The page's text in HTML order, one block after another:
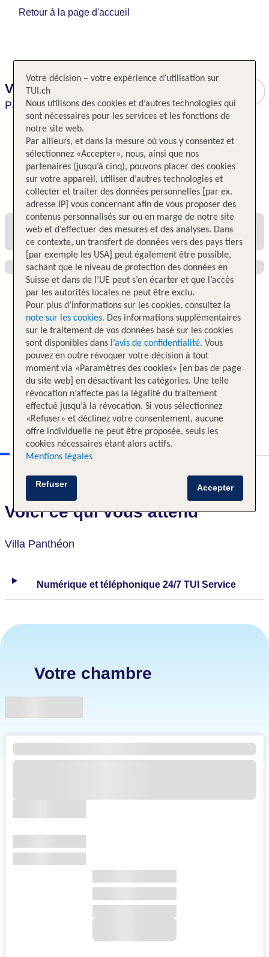
Retour à la page d'accueil
Villa Pantheon
Paris,Paris,France
Toutes les offres et tous les prix
Voici ce qui vous attend
Villa Panthéon
Numérique et téléphonique 24/7 TUI Service
Votre chambre
Votre décision – votre expérience d’utilisation sur
TUI.ch
Nous utilisons des cookies et d’autres technologies qui
sont nécessaires pour les services et les fonctions de
notre site web.
Par ailleurs, et dans la mesure où vous y consentez et
sélectionnez «Accepter», nous, ainsi que nos
partenaires (jusqu’à cinq), pouvons placer des cookies
sur votre appareil, utiliser d’autres technologies et
collecter et traiter des données personnelles [par ex.
adresse IP] vous concernant afin de vous proposer des
contenus personnalisés sur ou en marge de notre site
web et d’effectuer des mesures et des analyses. Dans
ce contexte, un transfert de données vers des pays tiers
[par exemple les USA] peut également être possible,
sachant que le niveau de protection des données en
Suisse et dans de l’UE peut s’en écarter et que l’accès
par les autorités locales ne peut être exclu.
Pour plus d’informations sur les cookies, consultez la
note sur les cookies. Des informations supplémentaires
sur le traitement de vos données basé sur les cookies
sont disponibles dans l’avis de confidentialité. Vous
pouvez en outre révoquer votre décision à tout
moment via «Paramètres des cookies» [en bas de page
du site web] en désactivant les catégories. Une telle
révocation n’affecte pas la légalité du traitement
effectué jusqu’à la révocation. Si vous sélectionnez
«Refuser» et déclinez votre consentement, aucune
offre individuelle ne peut être proposée, seuls les
cookies nécessaires étant alors actifs.
Mentions légales
Accepter
Refuser